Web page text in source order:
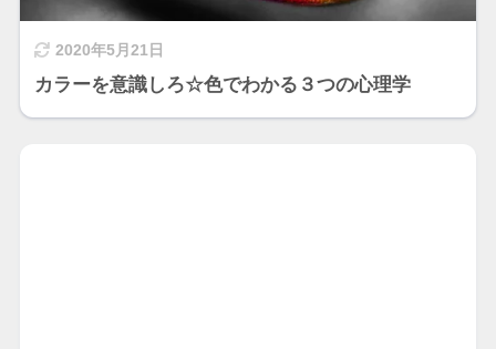
2020年5月21日
カラーを意識しろ☆色でわかる３つの心理学